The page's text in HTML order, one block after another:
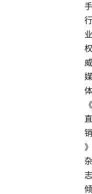
手
行
业
权
威
媒
体
《
直
销
》
杂
志
倾